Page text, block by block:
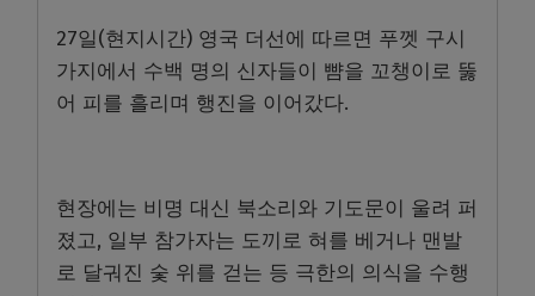
27일(현지시간) 영국 더선에 따르면 푸껫 구시
가지에서 수백 명의 신자들이 뺨을 꼬챙이로 뚫
어 피를 흘리며 행진을 이어갔다.
현장에는 비명 대신 북소리와 기도문이 울려 퍼
졌고, 일부 참가자는 도끼로 혀를 베거나 맨발
로 달궈진 숯 위를 걷는 등 극한의 의식을 수행